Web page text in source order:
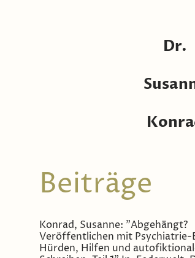
Dr.
Beiträge
Konrad, Susanne: "Abgehängt?
Veröffentlichen mit
Hürden, Hilfen und